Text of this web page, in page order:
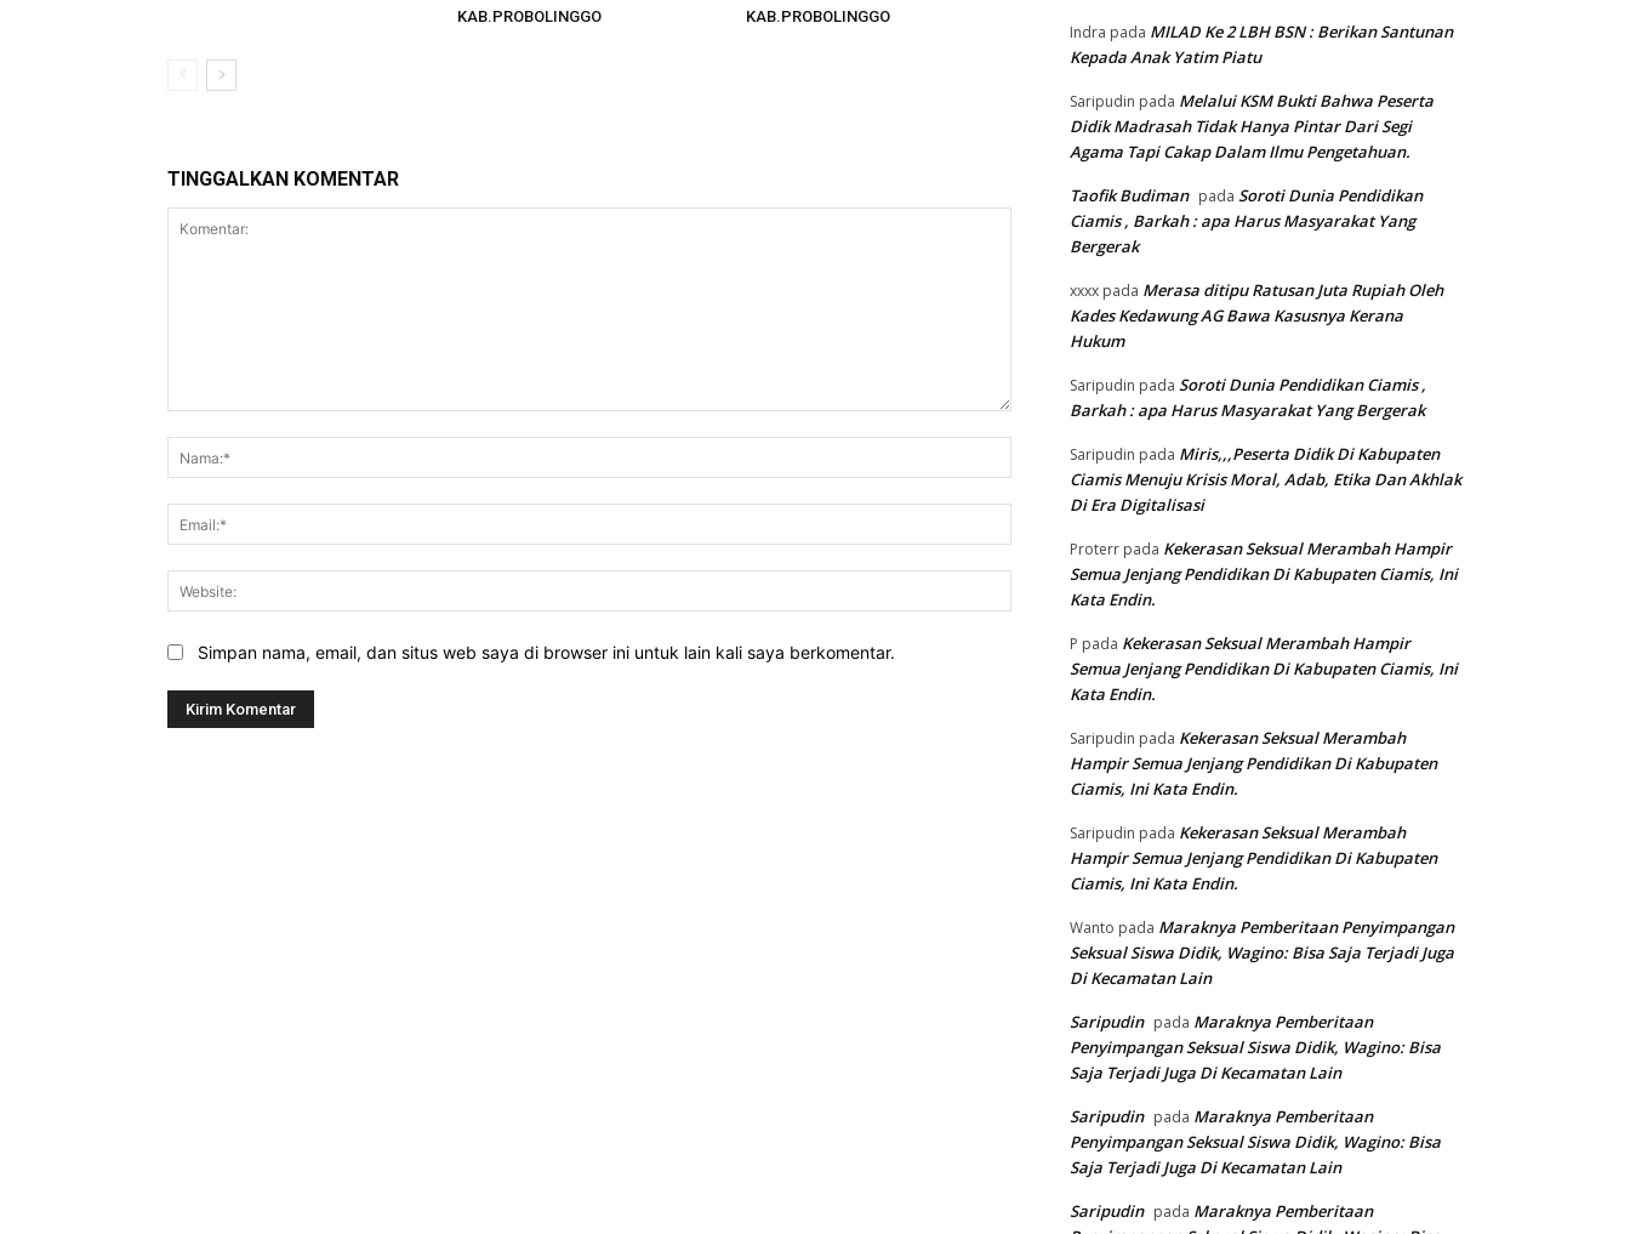
KAB.PROBOLINGGO
KAB.PROBOLINGGO
TINGGALKAN KOMENTAR
Website:
Simpan nama, email, dan situs web saya di browser ini untuk lain kali saya berkomentar.
Indra pada MILAD Ke 2 LBH BSN : Berikan Santunan
Kepada Anak Yatim Piatu
Saripudin pada Melalui KSM Bukti Bahwa Peserta
Didik Madrasah Tidak Hanya Pintar Dari Segi
Agama Tapi Cakap Dalam Ilmu Pengetahuan.
Taofik Budiman pada Soroti Dunia Pendidikan
Ciamis , Barkah : apa Harus Masyarakat Yang
Bergerak
xxxx pada Merasa ditipu Ratusan Juta Rupiah Oleh
Kades Kedawung AG Bawa Kasusnya Kerana
Hukum
Saripudin pada Soroti Dunia Pendidikan Ciamis ,
Barkah : apa Harus Masyarakat Yang Bergerak
Saripudin pada Miris,,,Peserta Didik Di Kabupaten
Ciamis Menuju Krisis Moral, Adab, Etika Dan Akhlak
Di Era Digitalisasi
Proterr pada Kekerasan Seksual Merambah Hampir
Semua Jenjang Pendidikan Di Kabupaten Ciamis, Ini
Kata Endin.
P pada Kekerasan Seksual Merambah Hampir
Semua Jenjang Pendidikan Di Kabupaten Ciamis, Ini
Kata Endin.
Saripudin pada Kekerasan Seksual Merambah
Hampir Semua Jenjang Pendidikan Di Kabupaten
Ciamis, Ini Kata Endin.
Saripudin pada Kekerasan Seksual Merambah
Hampir Semua Jenjang Pendidikan Di Kabupaten
Ciamis, Ini Kata Endin.
Wanto pada Maraknya Pemberitaan Penyimpangan
Seksual Siswa Didik, Wagino: Bisa Saja Terjadi Juga
Di Kecamatan Lain
Saripudin pada Maraknya Pemberitaan
Penyimpangan Seksual Siswa Didik, Wagino: Bisa
Saja Terjadi Juga Di Kecamatan Lain
Saripudin pada Maraknya Pemberitaan
Penyimpangan Seksual Siswa Didik, Wagino: Bisa
Saja Terjadi Juga Di Kecamatan Lain
Saripudin pada Maraknya Pemberitaan